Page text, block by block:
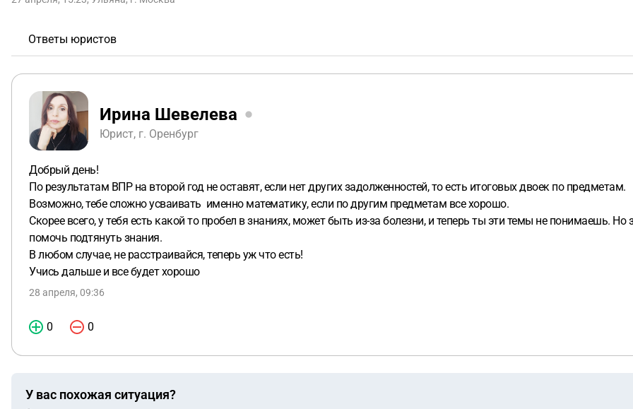
Ответы юристов
Ирина Шевелева
Юрист, г. Оренбург
Добрый день!
По результатам ВПР на второй год не оставят, если нет других задолженностей, то есть итоговых двоек по предметам.
Возможно, тебе сложно усваивать именно математику, если по другим предметам все хорошо.
Скорее всего, у тебя есть какой то пробел в знаниях, может быть из-за болезни, и теперь ты эти темы не понимаешь.
помочь подтянуть знания.
В любом случае, не расстраивайся, теперь уж что есть!
Учись дальше и все будет хорошо
28 апреля, 09:36
0 0
У вас похожая ситуация?